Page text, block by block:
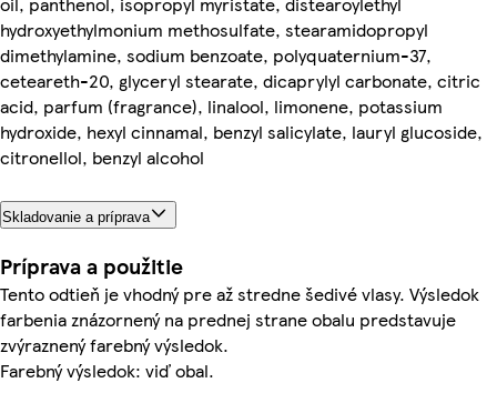
hydroxyethylmonium methosulfate, stearamidopropyl
dimethylamine, sodium benzoate, polyquaternium-37,
ceteareth-20, glyceryl stearate, dicaprylyl carbonate, citric
acid, parfum (fragrance), linalool, limonene, potassium
hydroxide, hexyl cinnamal, benzyl salicylate, lauryl glucoside,
citronellol, benzyl alcohol
Skladovanie a príprava
Príprava a použitie
Tento odtieň je vhodný pre až stredne šedivé vlasy. Výsledok
farbenia znázornený na prednej strane obalu predstavuje
zvýraznený farebný výsledok.
Farebný výsledok: viď obal.